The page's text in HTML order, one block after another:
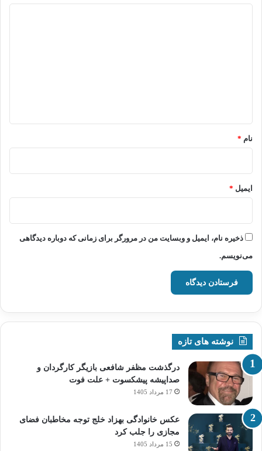
نام *
ایمیل *
ذخیره نام، ایمیل و وبسایت من در مرورگر برای زمانی که دوباره دیدگاهی
می‌نویسم.
نوشته های تازه
درگذشت مظفر شافعی بازیگر کارگردان و
صداپیشه پیشکسوت + علت فوت
17 مرداد 1405
عکس خانوادگی بهزاد خلج توجه مخاطبان فضای
مجازی را جلب کرد
15 مرداد 1405